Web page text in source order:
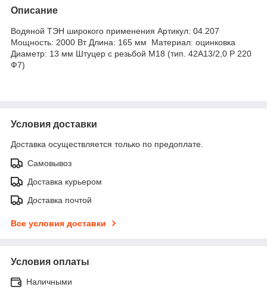
Описание
Водяной ТЭН широкого применения Артикул: 04.207
Мощность: 2000 Вт Длина: 165 мм Материал: оцинковка
Диаметр: 13 мм Штуцер с резьбой M18 (тип. 42A13/2,0 P 220
Ф7)
Условия доставки
Доставка осуществляется только по предоплате.
Самовывоз
Доставка курьером
Доставка почтой
Все условия доставки
Условия оплаты
Наличными